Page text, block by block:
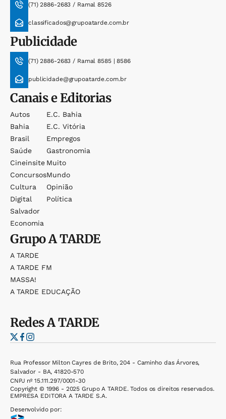
(71) 2886-2683 / Ramal 8526
classificados@grupoatarde.com.br
Publicidade
(71) 2886-2683 / Ramal 8585 | 8586
publicidade@grupoatarde.com.br
Canais e Editorias
Autos
Bahia
Brasil
Saúde
Cineinsite
Concursos
Cultura
Digital
Salvador
Economia
E.c. Bahia
E.c. Vitória
Empregos
Gastronomia
Muito
Mundo
Opinião
Política
GrupoA TARDE
A TARDE
A TARDE FM
MASSA!
A TARDE EDUCAÇÃO
RedesA TARDE
Rua Professor Milton Cayres de Brito, 204 - Caminho das Árvores,
Salvador - BA, 41820-570
CNPJ nº 15.111.297/0001-30
Copyright © 1996 - 2025 Grupo A TARDE. Todos os direitos reservados.
EMPRESA EDITORA A TARDE S.A.
Desenvolvido por: